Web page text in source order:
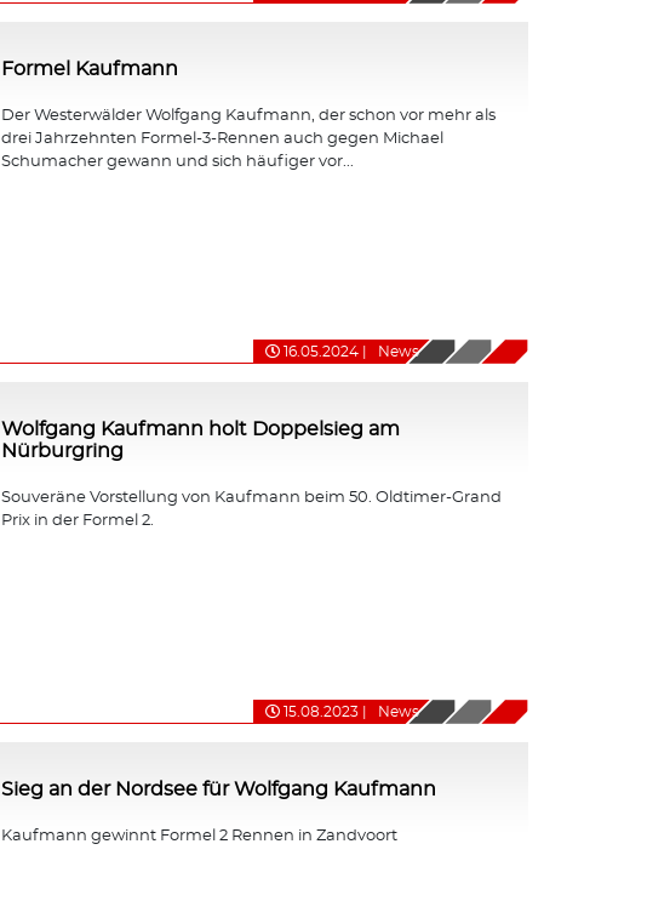
Formel Kaufmann
Der Westerwälder Wolfgang Kaufmann, der schon vor mehr als
drei Jahrzehnten Formel-3-Rennen auch gegen Michael
Schumacher gewann und sich häufiger vor...
16.05.2024 News
Wolfgang Kaufmann holt Doppelsieg am
Nürburgring
Souveräne Vorstellung von Kaufmann beim 50. Oldtimer-Grand
Prix in der Formel 2.
15.08.2023 News
Sieg an der Nordsee für Wolfgang Kaufmann
Kaufmann gewinnt Formel 2 Rennen in Zandvoort